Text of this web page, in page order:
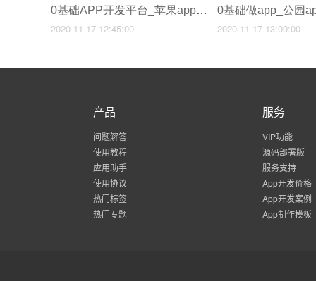
0基础APP开发平台_苹果app开发平台
2020-11-17 12:45:00
0基础做app_公园
2020-11-17 13:00:00
产品
问题解答
使用教程
应用助手
使用协议
热门标签
热门专题
服务
VIP功能
源码部署版
服务支持
App开发价格
App开发案例
App制作模板